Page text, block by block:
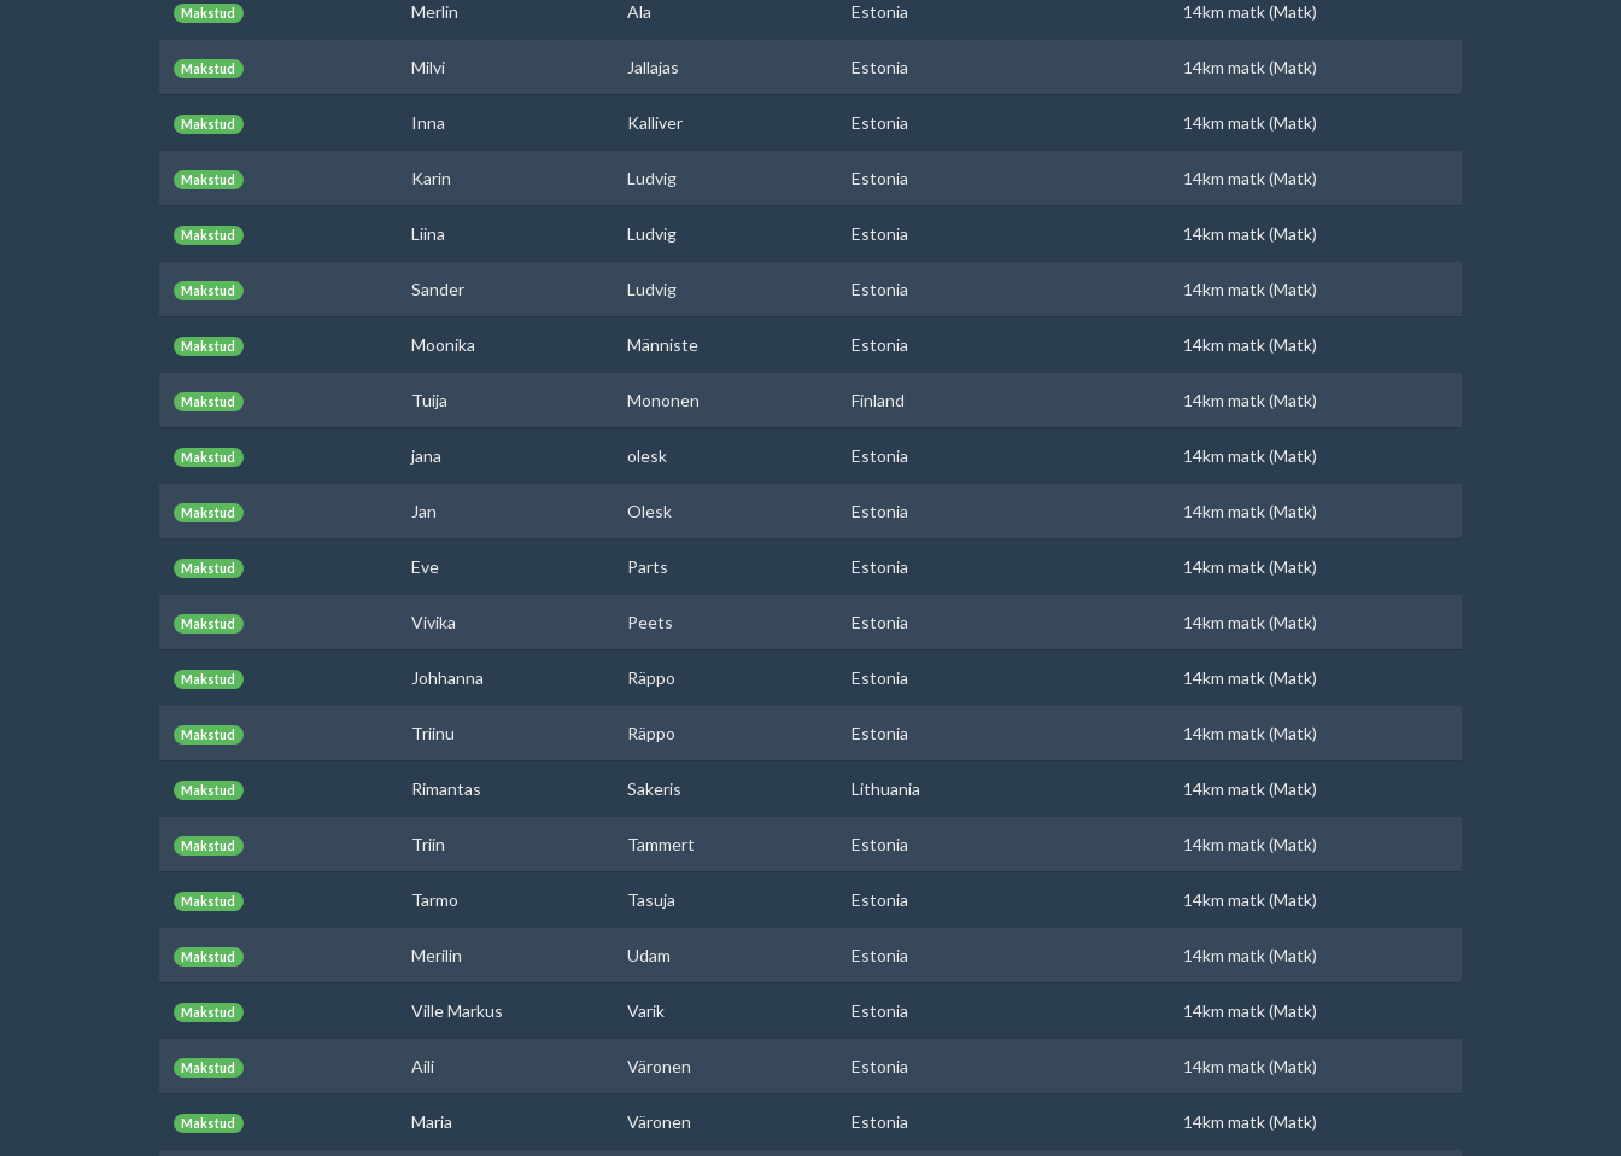
Makstud Merlin Ala Estonia 14km matk (Matk)
Makstud Milvi Jallajas Estonia 14km matk (Matk)
Makstud Inna Kalliver Estonia 14km matk (Matk)
Makstud Karin Ludvig Estonia 14km matk (Matk)
Makstud Liina Ludvig Estonia 14km matk (Matk)
Makstud Sander Ludvig Estonia 14km matk (Matk)
Makstud Moonika Männiste Estonia 14km matk (Matk)
Makstud Tuija Mononen Finland 14km matk (Matk)
Makstud jana olesk Estonia 14km matk (Matk)
Makstud Jan Olesk Estonia 14km matk (Matk)
Makstud Eve Parts Estonia 14km matk (Matk)
Makstud Vivika Peets Estonia 14km matk (Matk)
Makstud Johhanna Räppo Estonia 14km matk (Matk)
Makstud Triinu Räppo Estonia 14km matk (Matk)
Makstud Rimantas Sakeris Lithuania 14km matk (Matk)
Makstud Triin Tammert Estonia 14km matk (Matk)
Makstud Tarmo Tasuja Estonia 14km matk (Matk)
Makstud Merilin Udam Estonia 14km matk (Matk)
Makstud Ville Markus Varik Estonia 14km matk (Matk)
Makstud Aili Väronen Estonia 14km matk (Matk)
Makstud Maria Väronen Estonia 14km matk (Matk)